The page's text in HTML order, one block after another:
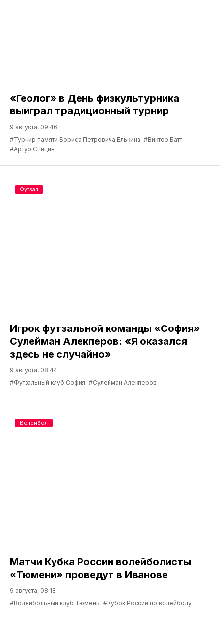
«Геолог» в День физкультурника
выиграл традиционный турнир
9 августа, 09:46
#Турнир памяти Бориса Петровича Елькина #Виктор Батт
#Артур Спицин
Игрок футзальной команды «София»
Сулейман Алекперов: «Я оказался
здесь не случайно»
9 августа, 08:44
#Футзальный клуб София #Сулейман Алекперов
Футзал
Матчи Кубка России волейболисты
«Тюмени» проведут в Иванове
9 августа, 08:18
#Волейбольный клуб Тюмень #Кубок России по волейболу
Волейбол